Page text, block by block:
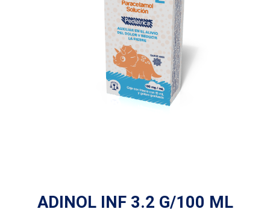
ADINOL INF 3.2 G/100 ML